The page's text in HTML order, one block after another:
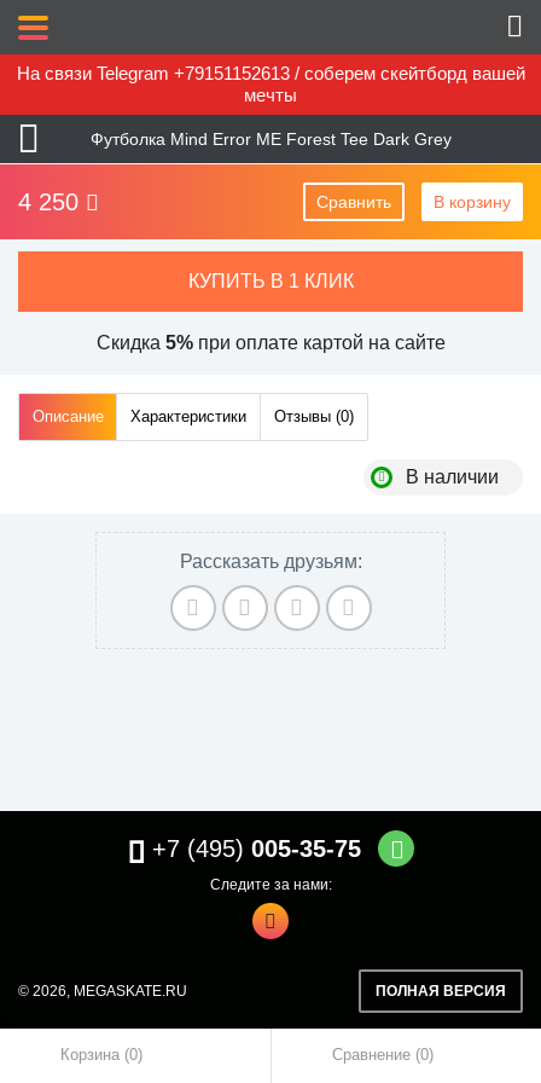
На связи Telegram +79151152613 / соберем скейтборд вашей
мечты
Корзина (0) Сравнение 0
Футболка Mind Error ME Forest Tee Dark Grey
4 250 В корзину
Сравнить
КУПИТЬ В 1 КЛИК
Скидка 5%при оплате картой на сайте
Описание Характеристики Отзывы (0)
В наличии
Рассказать друзьям:
+7 (495) 005-35-75
Следите за нами:
© 2026, MEGASKATE.RU ПОЛНАЯ ВЕРСИЯ